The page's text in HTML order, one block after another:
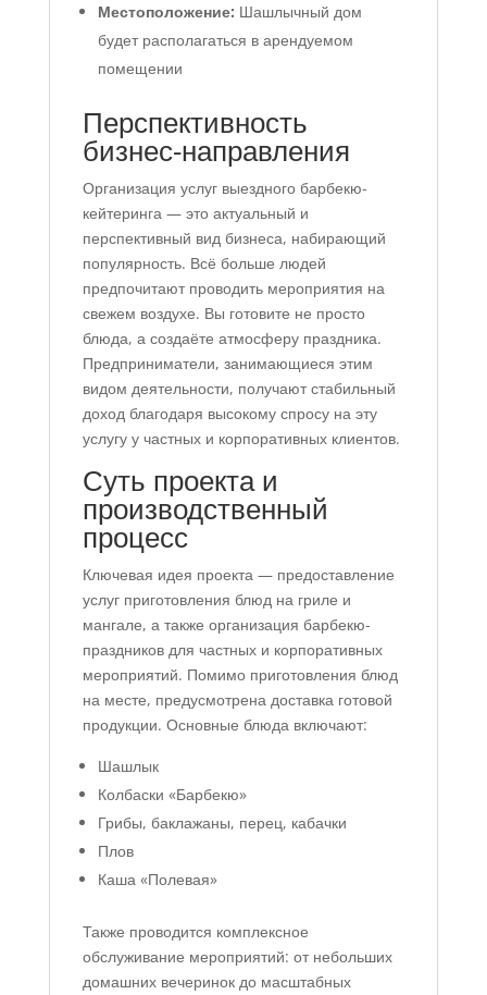
Местоположение: Шашлычный дом
будет располагаться в арендуемом
помещении
Перспективность
бизнес-направления
Организация услуг выездного барбекю-
кейтеринга — это актуальный и
перспективный вид бизнеса, набирающий
популярность. Всё больше людей
предпочитают проводить мероприятия на
свежем воздухе. Вы готовите не просто
блюда, а создаёте атмосферу праздника.
Предприниматели, занимающиеся этим
видом деятельности, получают стабильный
доход благодаря высокому спросу на эту
услугу у частных и корпоративных клиентов.
Суть проекта и
производственный
процесс
Ключевая идея проекта — предоставление
услуг приготовления блюд на гриле и
мангале, а также организация барбекю-
праздников для частных и корпоративных
мероприятий. Помимо приготовления блюд
на месте, предусмотрена доставка готовой
продукции. Основные блюда включают:
Шашлык
Колбаски «Барбекю»
Грибы, баклажаны, перец, кабачки
Плов
Каша «Полевая»
Также проводится комплексное
обслуживание мероприятий: от небольших
домашних вечеринок до масштабных